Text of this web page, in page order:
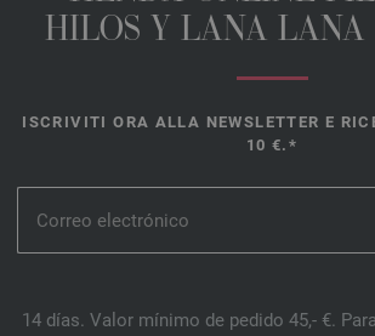
HILOS Y LANA LANA
ISCRIVITI ORA ALLA NEWSLETTER E
10 €.*
14 días. Valor mínimo de pedido 45,- €.